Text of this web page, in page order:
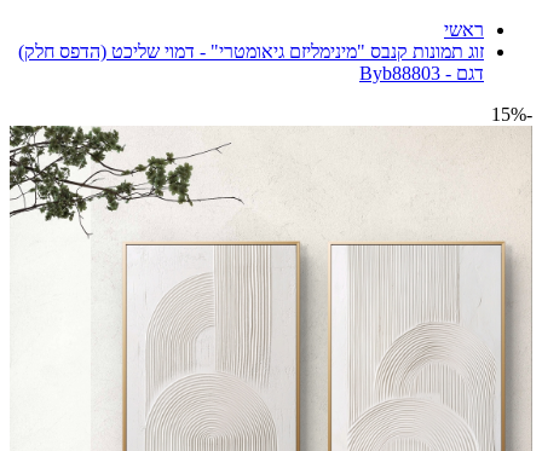
ראשי
זוג תמונות קנבס "מינימליזם גיאומטרי" - דמוי שליכט (הדפס חלק)
דגם - Byb88803
-15%